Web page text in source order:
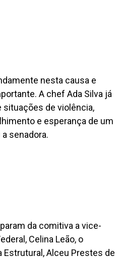
nesta causa e
A chef Ada Silva já
de violência,
e esperança de um
senadora.
da comitiva a vice-
Celina Leão, o
Estrutural, Alceu Prestes de